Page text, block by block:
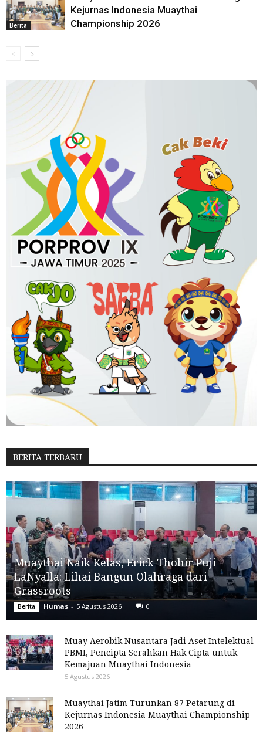
Berita
Kejurnas Indonesia Muaythai
Championship 2026
BERITA TERBARU
Muaythai Naik Kelas, Erick Thohir Puji
LaNyalla: Lihai Bangun Olahraga dari
Grassroots
Berita Humas - 5 Agustus 2026 0
Muay Aerobik Nusantara Jadi Aset Intelektual
PBMI, Pencipta Serahkan Hak Cipta untuk
Kemajuan Muaythai Indonesia
5 Agustus 2026
Muaythai Jatim Turunkan 87 Petarung di
Kejurnas Indonesia Muaythai Championship
2026